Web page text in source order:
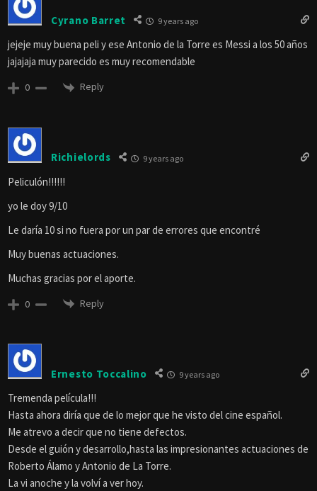
Cyrano Barret 9 years ago
jejeje muy buena peli y ese Antonio de la Torre es Messi a los 50 años
jajajaja muy parecido es muy recomendable
0 Reply
Richielords 9 years ago
Peliculón!!!!!!
yo le doy 9/10
Le daría 10 si no fuera por un par de errores que encontré
Muy buenas actuaciones.
Muchas gracias por el aporte.
0 Reply
Ernesto Toccalino 9 years ago
Tremenda película!!!
Hasta ahora diría que de lo mejor que he visto del cine español.
Me atrevo a decir que no tiene defectos.
Desde el guión y desarrollo,hasta las impresionantes actuaciones de
Roberto Álamo y Antonio de La Torre.
La vi anoche y la volví a ver hoy.